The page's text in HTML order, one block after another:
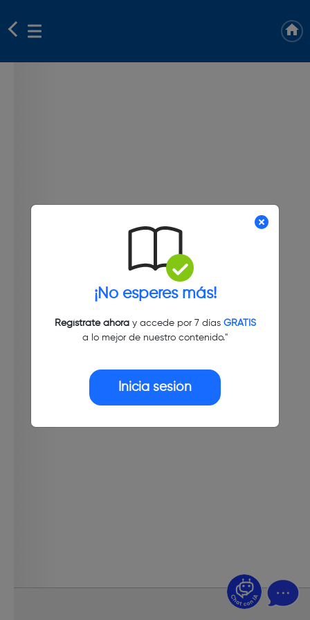
¡No esperes más!
Regístrate ahoray accede por 7 días GRATIS
a lo mejor de nuestro contenido."
Inicia sesión